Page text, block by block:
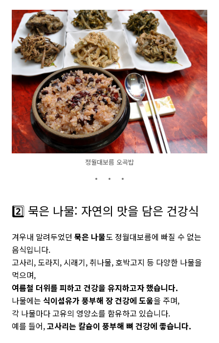
정월대보름 오곡밥
2️⃣ 묵은 나물: 자연의 맛을 담은 건강식
겨우내 말려두었던 묵은 나물도 정월대보름에 빠질 수 없는
음식입니다.
고사리, 도라지, 시래기, 취나물, 호박고지 등 다양한 나물을
먹으며,
여름철 더위를 피하고 건강을 유지하고자 했습니다.
나물에는 식이섬유가 풍부해 장 건강에 도움을 주며,
각 나물마다 고유의 영양소를 함유하고 있습니다.
예를 들어,고사리는 칼슘이 풍부해 뼈 건강에 좋습니다.